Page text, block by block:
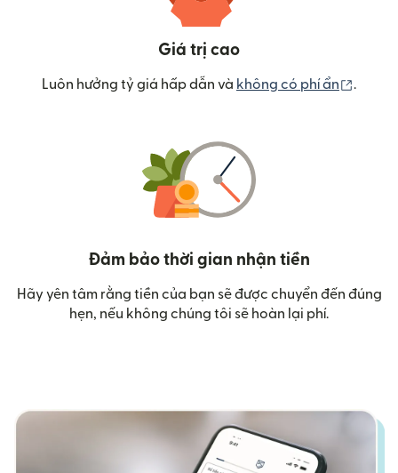
Giá trị cao
Luôn hưởng tỷ giá hấp dẫn và không có phí ẩn .
Đảm bảo thời gian nhận tiền
Hãy yên tâm rằng tiền của bạn sẽ được chuyển đến đúng
hẹn, nếu không chúng tôi sẽ hoàn lại phí.